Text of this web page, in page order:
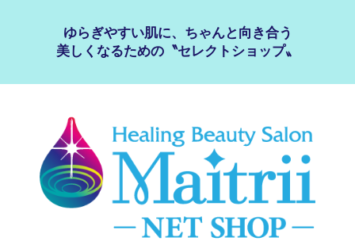
ゆらぎやすい肌に、ちゃんと向き合う
美しくなるための〝セレクトショップ〟